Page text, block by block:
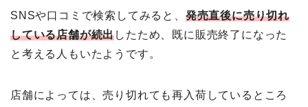
SNSや口コミで検索してみると、 発売直後に売り切れ
している店舗が続出したため、既に販売終了になった
と考える人もいたようです。
店舗によっては、売り切れても再入荷しているところ